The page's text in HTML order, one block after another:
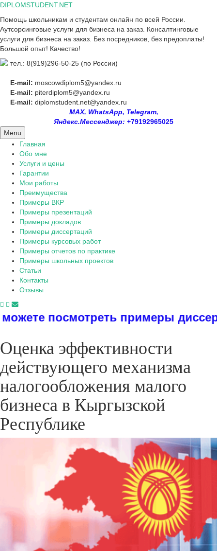
Skip
content
DIPLOMSTUDENT.NET
Помощь школьникам и студентам онлайн по всей России.
Аутсорсинговые услуги для бизнеса на заказ. Консалтинговые
услуги для бизнеса на заказ. Без посредников, без предоплаты!
Большой опыт! Качество!
тел.: 8(919)296-50-25 (по России)
E-mail: moscowdiplom5@yandex.ru
E-mail: piterdiplom5@yandex.ru
E-mail: diplomstudent.net@yandex.ru
MAX, WhatsApp, Telegram,
Яндекс.Мессенджер: +79192965025
Menu
Главная
Обо мне
Услуги и цены
Гарантии
Мои работы
Преимущества
Примеры ВКР
Примеры презентаций
Примеры докладов
Примеры диссертаций
Примеры курсовых работ
Примеры отчетов по практике
Примеры школьных проектов
Статьи
Контакты
Отзывы
примеры диссертаций,
Оценка эффективности
действующего механизма
налогообложения малого
бизнеса в Кыргызской
Республике